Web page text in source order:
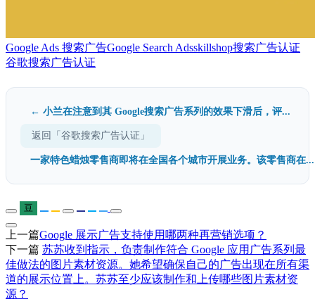
Google Ads 搜索广告Google Search Adsskillshop搜索广告认证
谷歌搜索广告认证
← 小兰在注意到其 Google搜索广告系列的效果下滑后，评...
返回「谷歌搜索广告认证」
一家特色蜡烛零售商即将在全国各个城市开展业务。该零售商在
豆
上一篇Google 展示广告支持使用哪两种再营销选项？
下一篇 苏苏收到指示，负责制作符合 Google 应用广告系列最
佳做法的图片素材资源。她希望确保自己的广告出现在所有渠
道的展示位置上。苏苏至少应该制作和上传哪些图片素材资
源？